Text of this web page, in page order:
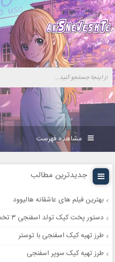
مشاهده فهرست
جدیدترین مطالب
بهترین فیلم های عاشقانه هالیوود
دستور پخت کیک تولد اسفنجی ۳ تخم مرغی
طرز تهیه کیک اسفنجی با توستر
طرز تهیه کیک سوپر اسفنجی